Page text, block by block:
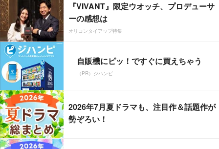
『VIVANT』限定ウオッチ、プロデューサ
ーの感想は
オリコンタイアップ特集
自販機にピッ！ですぐに買えちゃう
（PR）ジハンピ
2026年7月夏ドラマも、注目作＆話題作が
勢ぞろい！